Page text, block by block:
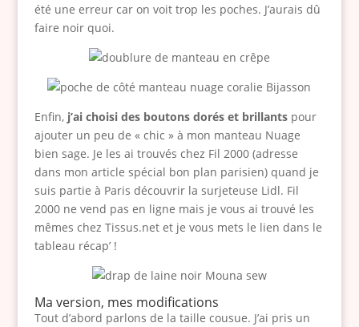
été une erreur car on voit trop les poches. J’aurais dû
faire noir quoi.
Enfin, j’ai choisi des boutons dorés et brillantspour
ajouter un peu de « chic » à mon manteau Nuage
bien sage. Je les ai trouvés chez Fil 2000 (adresse
dans mon article spécial bon plan parisien) quand je
suis partie à Paris découvrir la surjeteuse Lidl. Fil
2000 ne vend pas en ligne mais je vous ai trouvé les
mêmes chez Tissus.net et je vous mets le lien dans le
tableau récap’ !
Ma version, mes modifications
Tout d’abord parlons de la taille cousue. J’ai pris un